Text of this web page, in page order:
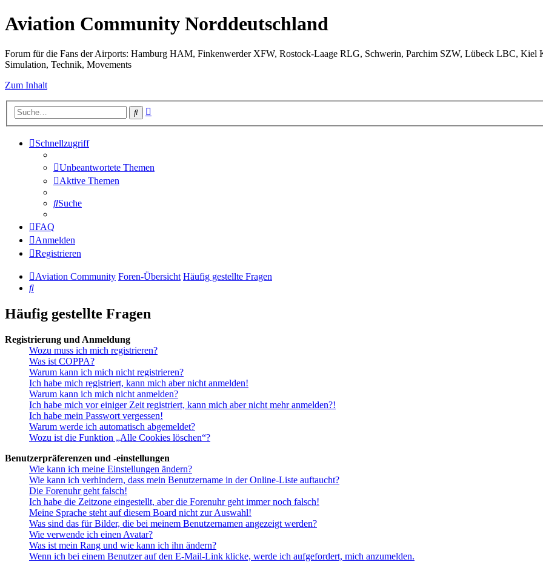
Aviation Community Norddeutschland
Forum für die Fans der Airports: Hamburg HAM, Finkenwerder XFW, Rostock-Laage RLG, Schwerin, Parchim SZW, Lübeck LBC, Kiel
Simulation, Technik, Movements
Zum Inhalt
Suche
Schnellzugriff
Unbeantwortete Themen
Aktive Themen
Suche
FAQ
Anmelden
Registrieren
Aviation Community Foren-Übersicht Häufig gestellte Fragen
Suche
Häufig gestellte Fragen
Registrierung und Anmeldung
Wozu muss ich mich registrieren?
Was ist COPPA?
Warum kann ich mich nicht registrieren?
Ich habe mich registriert, kann mich aber nicht anmelden!
Warum kann ich mich nicht anmelden?
Ich habe mich vor einiger Zeit registriert, kann mich aber nicht mehr anmelden?!
Ich habe mein Passwort vergessen!
Warum werde ich automatisch abgemeldet?
Wozu ist die Funktion „Alle Cookies löschen“?
Benutzerpräferenzen und -einstellungen
Wie kann ich meine Einstellungen ändern?
Wie kann ich verhindern, dass mein Benutzername in der Online-Liste auftaucht?
Die Forenuhr geht falsch!
Ich habe die Zeitzone eingestellt, aber die Forenuhr geht immer noch falsch!
Meine Sprache steht auf diesem Board nicht zur Auswahl!
Was sind das für Bilder, die bei meinem Benutzernamen angezeigt werden?
Wie verwende ich einen Avatar?
Was ist mein Rang und wie kann ich ihn ändern?
Wenn ich bei einem Benutzer auf den E-Mail-Link klicke, werde ich aufgefordert, mich anzumelden.